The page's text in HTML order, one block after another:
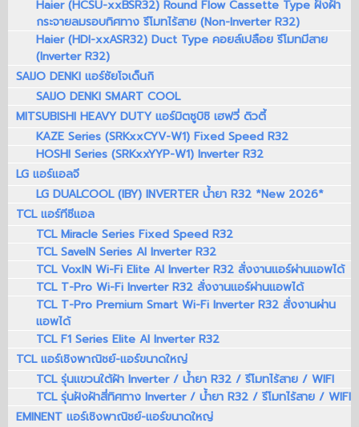
Haier (HCSU-xxBSR32) Round Flow Cassette Type ฝังฝ้า
กระจายลมรอบทิศทาง รีโมทไร้สาย (Non-Inverter R32)
Haier (HDI-xxASR32) Duct Type คอยล์เปลือย รีโมทมีสาย
(Inverter R32)
SAIJO DENKI แอร์ซัยโจเด็นกิ
SAIJO DENKI SMART COOL
MITSUBISHI HEAVY DUTY แอร์มิตซูบิชิ เฮฟวี่ ดิวตี้
KAZE Series (SRKxxCYV-W1) Fixed Speed R32
HOSHI Series (SRKxxYYP-W1) Inverter R32
LG แอร์แอลจี
LG DUALCOOL (IBY) INVERTER น้ำยา R32 *New 2026*
TCL แอร์ทีซีแอล
TCL Miracle Series Fixed Speed R32
TCL SaveIN Series AI Inverter R32
TCL VoxIN Wi-Fi Elite AI Inverter R32 สั่งงานแอร์ผ่านแอพได้
TCL T-Pro Wi-Fi Inverter R32 สั่งงานแอร์ผ่านแอพได้
TCL T-Pro Premium Smart Wi-Fi Inverter R32 สั่งงานผ่าน
แอพได้
TCL F1 Series Elite AI Inverter R32
TCL แอร์เชิงพาณิชย์-แอร์ขนาดใหญ่
TCL รุ่นแขวนใต้ฝ้า Inverter / น้ำยา R32 / รีโมทไร้สาย / WIFI
TCL รุ่นฝังฝ้าสี่ทิศทาง Inverter / น้ำยา R32 / รีโมทไร้สาย / WIFI
EMINENT แอร์เชิงพาณิชย์-แอร์ขนาดใหญ่